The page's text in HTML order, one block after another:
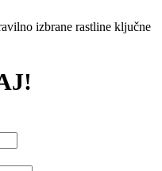
izbrane rastline ključne